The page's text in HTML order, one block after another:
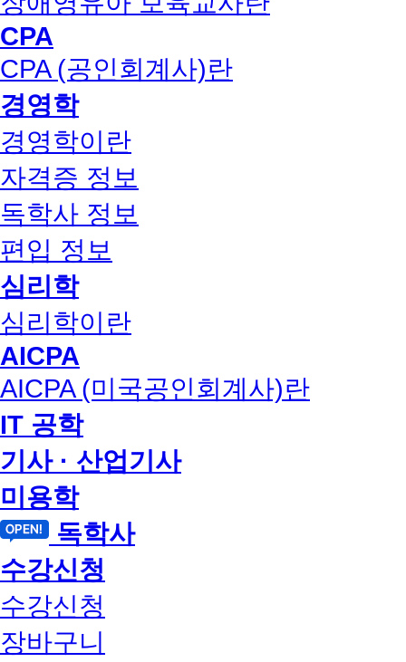
CPA
CPA (공인회계사)란
경영학
경영학이란
자격증 정보
독학사 정보
편입 정보
심리학
심리학이란
AICPA
AICPA (미국공인회계사)란
IT 공학
기사 · 산업기사
미용학
독학사
수강신청
수강신청
장바구니